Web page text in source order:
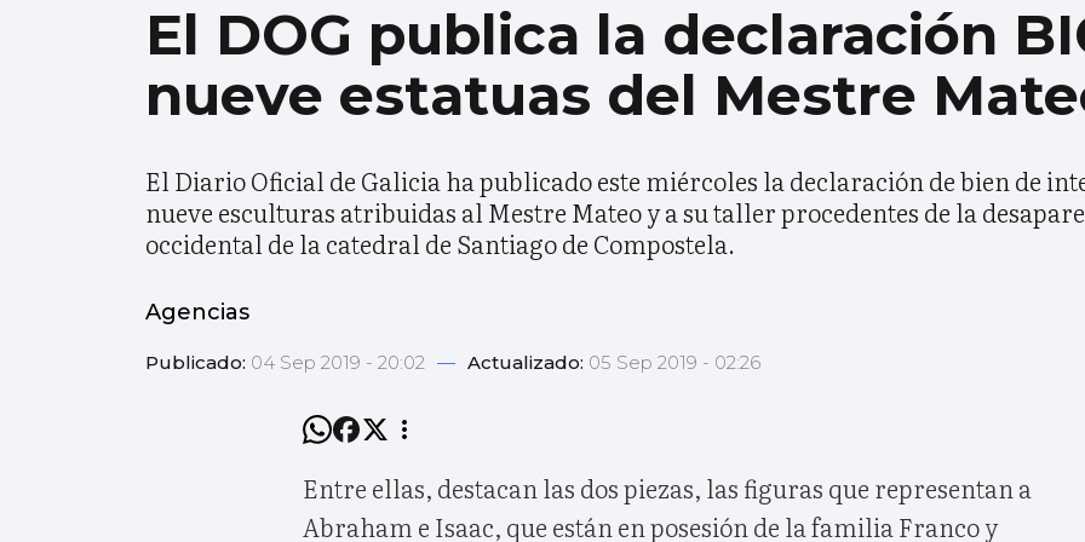
El DOG publica la declaración
nueve estatuas del Mestre
El Diario Oficial de Galicia ha publicado este miércoles la declaración de bien de
nueve esculturas atribuidas al Mestre Mateo y a su taller procedentes de la
occidental de la catedral de Santiago de Compostela.
Agencias
Publicado: 04 Sep 2019 - 20:02 — Actualizado: 05 Sep 2019 - 02:26
Entre ellas, destacan las dos piezas, las figuras que representan a
Abraham e Isaac, que están en posesión de la familia Franco y